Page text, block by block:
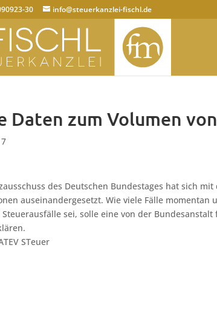
30 info@steuerkanzlei-fischl.de
Daten zum Volumen
des Deutschen Bundestages hat sich
auseinandergesetzt. Wie viele Fälle
Steuerausfälle sei, solle eine von der
STeuer